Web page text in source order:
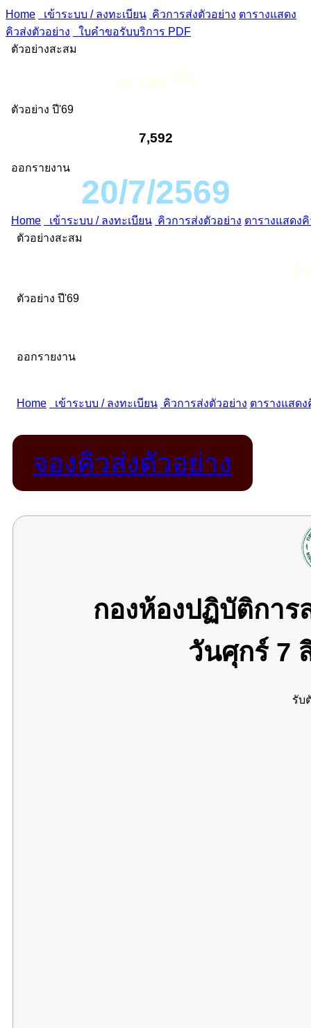
Home เข้าระบบ / ลงทะเบียน คิวการส่งตัวอย่าง ตารางแสดง
คิวส่งตัวอย่าง
ใบคำขอรับบริการ PDF
ตัวอย่างสะสม
ตัวอย่าง ปี'69
7,592
ออกรายงาน
20/7/2569
จองคิวส่งตัวอย่าง
กองห้องปฏิบัติกา
วันศุกร์ 7
รับ